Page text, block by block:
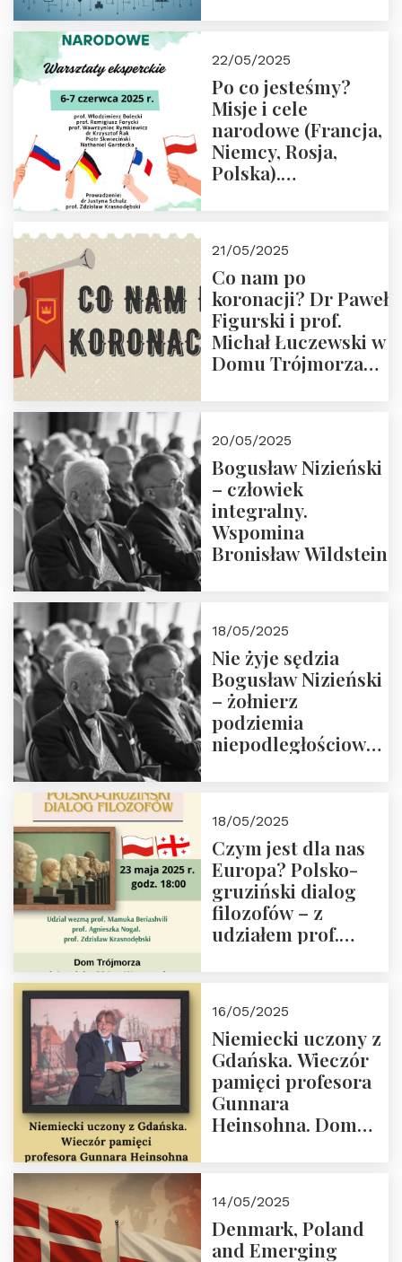
22/05/2025
Po co jesteśmy?
Misje i cele
narodowe (Francja,
Niemcy, Rosja,
Polska).
Zapraszamy do
zapisów.
21/05/2025
Co nam po
koronacji? Dr Paweł
Figurski i prof.
Michał Łuczewski w
Domu Trójmorza
20/05/2025
Bogusław Nizieński
– człowiek
integralny.
Wspomina
Bronisław Wildstein
18/05/2025
Nie żyje sędzia
Bogusław Nizieński
– żołnierz
podziemia
niepodległościowego
społeczny, członek
Kapituły Nagrody
im. Prezydenta
Lecha
Kaczyńskiego.
Wielki autorytet.
18/05/2025
Czym jest dla nas
Europa? Polsko-
gruziński dialog
filozofów – z
udziałem prof.
Dom Trójmorza 23
maja 2025 r. godz.
18:00.
16/05/2025
Niemiecki uczony z
Gdańska. Wieczór
pamięci profesora
Gunnara
Heinsohna. Dom
14/05/2025
Denmark, Poland
and Emerging